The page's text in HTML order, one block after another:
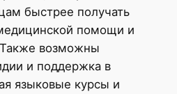
быстрее получать
помощи и
Также возможны
и поддержка в
языковые курсы и